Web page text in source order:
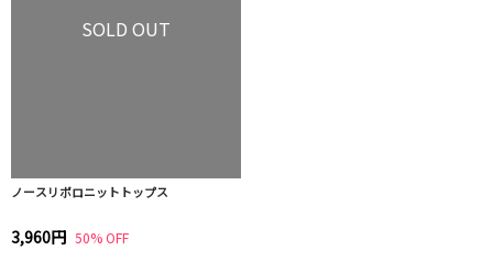
SOLD OUT
ノースリポロニットトップス
3,960円 50% OFF